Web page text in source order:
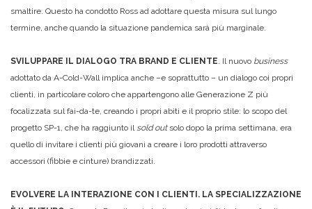
smaltire. Questo ha condotto Ross ad adottare questa misura sul lungo
termine, anche quando la situazione pandemica sarà più marginale.
SVILUPPARE IL DIALOGO TRA BRAND E CLIENTE. Il nuovo business
adottato da A-Cold-Wall implica anche –e soprattutto – un dialogo coi propri
clienti, in particolare coloro che appartengono alle Generazione Z più
focalizzata sul fai-da-te, creando i propri abiti e il proprio stile: lo scopo del
progetto SP-1, che ha raggiunto il sold outsolo dopo la prima settimana, era
quello di invitare i clienti più giovani a creare i loro prodotti attraverso
accessori (fibbie e cinture) brandizzati.
EVOLVERE LA INTERAZIONE CON I CLIENTI. LA SPECIALIZZAZIONE